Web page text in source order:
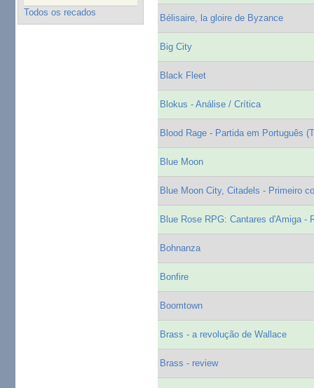
Todos os recados
Bélisaire, la gloire de Byzance
Big City
Black Fleet
Blokus - Análise / Crítica
Blood Rage - Partida em Português
Blue Moon
Blue Moon City, Citadels - Primeiro
Blue Rose RPG: Cantares d'Amiga -
Bohnanza
Bonfire
Boomtown
Brass - a revolução de Wallace
Brass - review